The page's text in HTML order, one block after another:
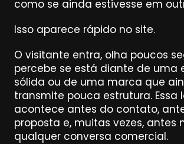
como se ainda estivesse em
Isso aparece rápido no site.
O visitante entra, olha poucos
percebe se está diante de uma
sólida ou de uma marca que
transmite pouca estrutura. Essa
acontece antes do contato,
proposta e, muitas vezes, antes
qualquer conversa comercial.